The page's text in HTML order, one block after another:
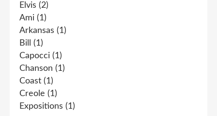
Elvis (2)
Ami (1)
Arkansas (1)
Bill
(1)
Capocci (1)
Chanson (1)
Coast (1)
Creole (1)
Expositions (1)